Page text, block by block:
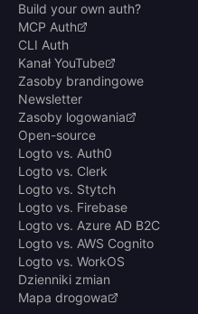
Build your own auth?
MCP Auth
CLI Auth
Kanał YouTube
Zasoby brandingowe
Newsletter
Zasoby logowania
Open-source
Logto vs. Auth0
Logto vs. Clerk
Logto vs. Stytch
Logto vs. Firebase
Logto vs. Azure AD B2C
Logto vs. AWS Cognito
Logto vs. WorkOS
Dzienniki zmian
Mapa drogowa